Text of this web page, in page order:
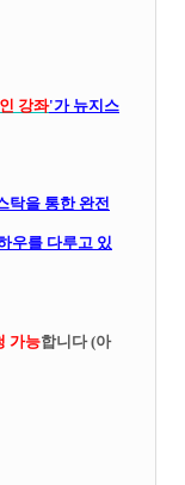
강좌'가 뉴지스
탁을 통한 완전
우를 다루고 있
가능합니다 (아